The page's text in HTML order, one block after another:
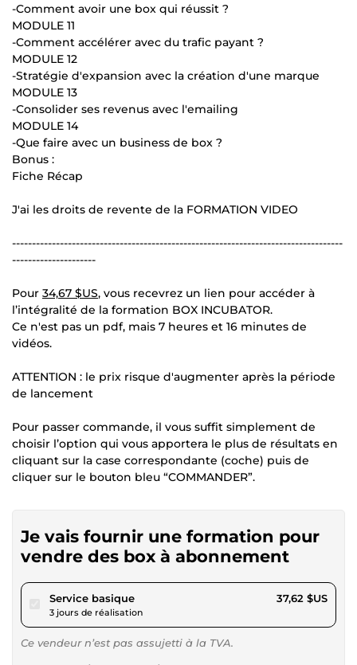
-Comment avoir une box qui réussit ?
MODULE 11
-Comment accélérer avec du trafic payant ?
MODULE 12
-Stratégie d'expansion avec la création d'une marque
MODULE 13
-Consolider ses revenus avec l'emailing
MODULE 14
-Que faire avec un business de box ?
Bonus :
Fiche Récap
J'ai les droits de revente de la FORMATION VIDEO
-----------------------------------------------------------------------------------
---------------------
Pour 34,67 $US, vous recevrez un lien pour accéder à
l’intégralité de la formation BOX INCUBATOR.
Ce n'est pas un pdf, mais 7 heures et 16 minutes de
vidéos.
ATTENTION : le prix risque d'augmenter après la période
de lancement
Pour passer commande, il vous suffit simplement de
choisir l’option qui vous apportera le plus de résultats en
cliquant sur la case correspondante (coche) puis de
cliquer sur le bouton bleu “COMMANDER”.
Je vais fournir une formation pour
vendre des box à abonnement
Service basiquepour 34,67 $US
3 jours de réalisation
37,62 $US
Ce vendeur n’est pas assujetti à la TVA.